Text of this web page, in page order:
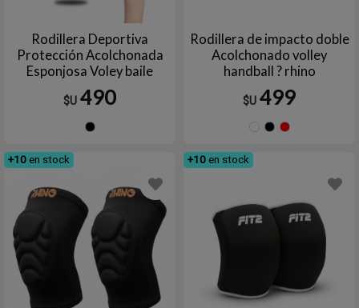
Rodillera Deportiva
Protección Acolchonada
Esponjosa Voley baile
deportes
$U 490
Rodillera de impacto doble
Acolchonado volley
handball ? rhino
$U 499
+10 en stock +10 en stock